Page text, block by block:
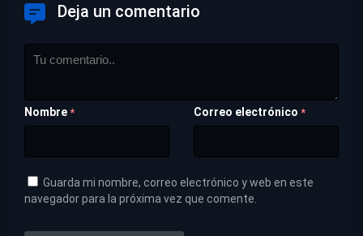
Deja un comentario
Nombre * Correo electrónico *
Guarda mi nombre, correo electrónico y web en este
navegador para la próxima vez que comente.